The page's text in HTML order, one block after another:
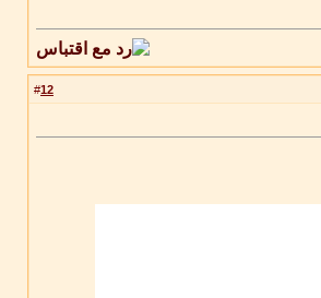
12